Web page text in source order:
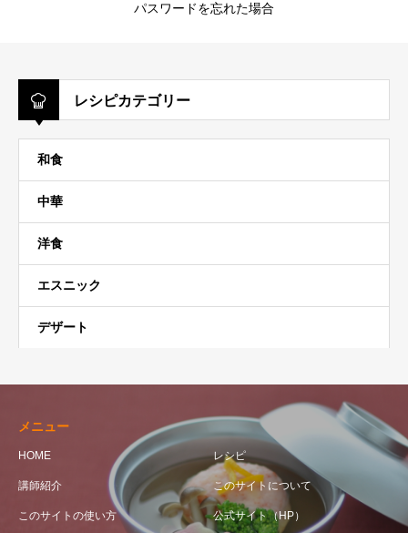
パスワードを忘れた場合
レシピカテゴリー
和食
中華
洋食
エスニック
デザート
メニュー
HOME レシピ
講師紹介 このサイトについて
このサイトの使い方 公式サイト（HP）